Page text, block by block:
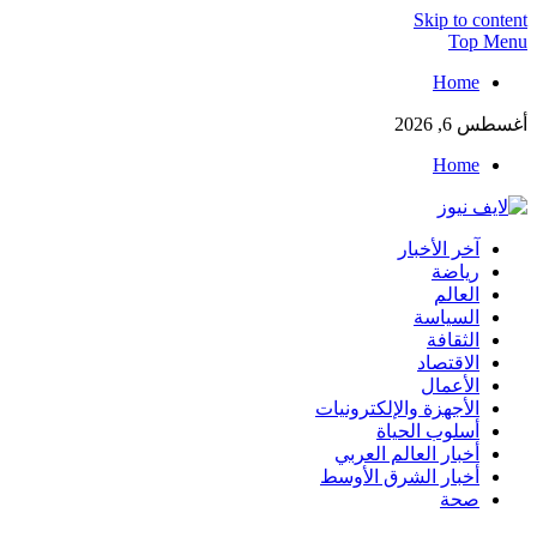
Skip to
Top
Home
2026
Home
العاجلة لحظة بلحظة من العالم العربي والعالم
آخر الأخبار
رياضة
العالم
السياسة
الثقافة
الاقتصاد
الأعمال
الأجهزة والإلكترونيات
أسلوب الحياة
أخبار العالم العربي
أخبار الشرق الأوسط
صحة